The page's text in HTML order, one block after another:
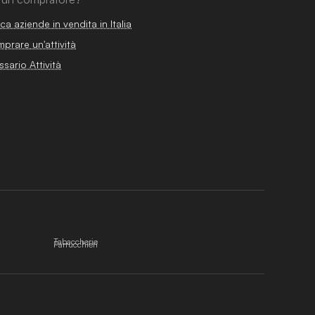
aziende in vendita in Italia
un'attività
Attività
Tabaccherie
Parrucchieri